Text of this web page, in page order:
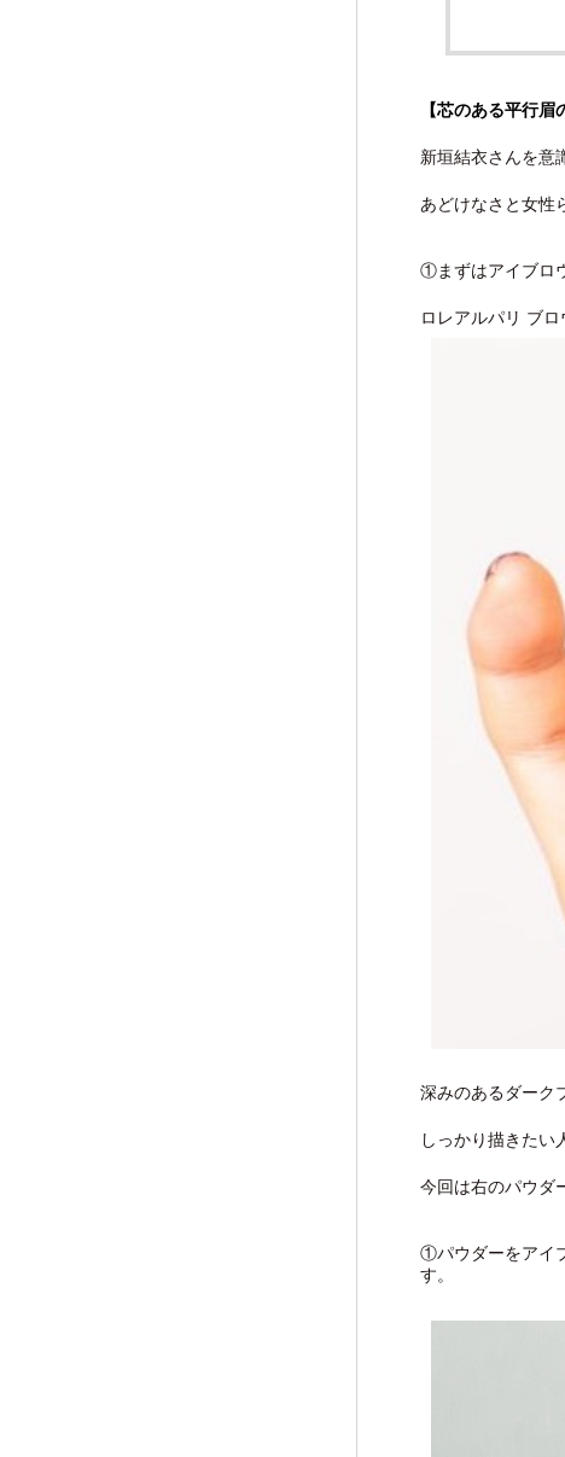
【芯のある平行眉
新垣結衣さんを意
あどけなさと女性
①まずはアイブロ
ロレアルパリ ブ
深みのあるダーク
しっかり描きたい
今回は右のパウダ
①パウダーをアイ
す。